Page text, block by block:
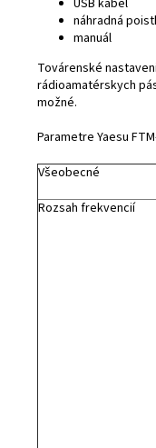
USB kábel
náhradná
manuál
Továrenské
rádioamatérskych
možné.
Parametre Yaesu
Všeobecné
Rozsah frekvencií